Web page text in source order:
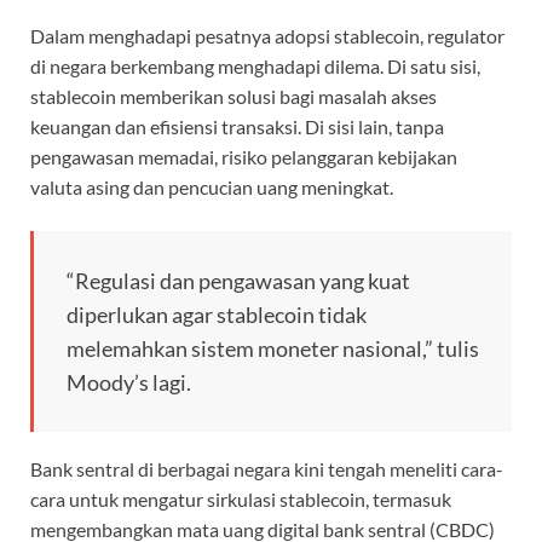
Dalam menghadapi pesatnya adopsi stablecoin, regulator
di negara berkembang menghadapi dilema. Di satu sisi,
stablecoin memberikan solusi bagi masalah akses
keuangan dan efisiensi transaksi. Di sisi lain, tanpa
pengawasan memadai, risiko pelanggaran kebijakan
valuta asing dan pencucian uang meningkat.
“Regulasi dan pengawasan yang kuat
diperlukan agar stablecoin tidak
melemahkan sistem moneter nasional,” tulis
Moody’s lagi.
Bank sentral di berbagai negara kini tengah meneliti cara-
cara untuk mengatur sirkulasi stablecoin, termasuk
mengembangkan mata uang digital bank sentral (CBDC)